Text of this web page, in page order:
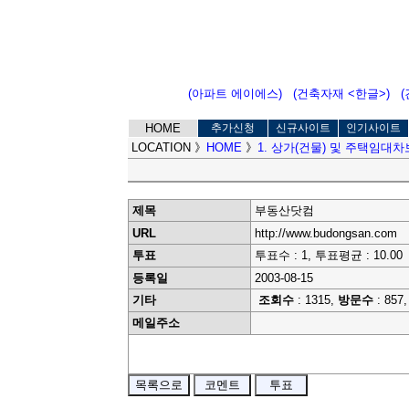
(아파트 에이에스) (건축자재 <한글>) (
HOME 추가신청 신규사이트 인기사이트
LOCATION 》 HOME 》 1. 상가(건물) 및 주택임대차
제목
부동산닷컴
URL
http://www.budongsan.com
투표
투표수 : 1, 투표평균 : 10.00
등록일
2003-08-15
기타
조회수 : 1315, 방문수 :
메일주소